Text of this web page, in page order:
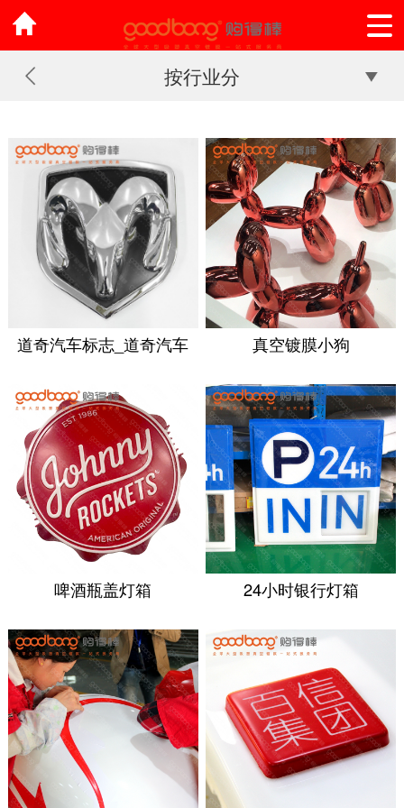
按行业分
道奇汽车标志_道奇汽车
真空镀膜小狗
啤酒瓶盖灯箱 24小时银行灯箱